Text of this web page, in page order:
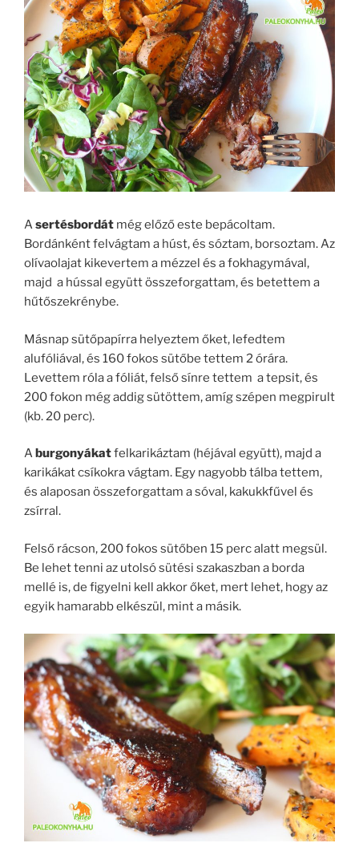
Asertésbordát még előző este bepácoltam.
Bordánként felvágtam a húst, és sóztam, borsoztam. Az
olívaolajat kikevertem a mézzel és a fokhagymával,
majd a hússal együtt összeforgattam, és betettem a
hűtőszekrénybe.
Másnap sütőpapírra helyeztem őket, lefedtem
alufóliával, és 160 fokos sütőbe tettem 2 órára.
Levettem róla a fóliát, felső sínre tettem a tepsit, és
200 fokon még addig sütöttem, amíg szépen megpirult
(kb. 20 perc).
Aburgonyákatfelkarikáztam (héjával együtt), majd a
karikákat csíkokra vágtam. Egy nagyobb tálba tettem,
és alaposan összeforgattam a sóval, kakukkfűvel és
zsírral.
Felső rácson, 200 fokos sütőben 15 perc alatt megsül.
Be lehet tenni az utolsó sütési szakaszban a borda
mellé is, de figyelni kell akkor őket, mert lehet, hogy az
egyik hamarabb elkészül, mint a másik.